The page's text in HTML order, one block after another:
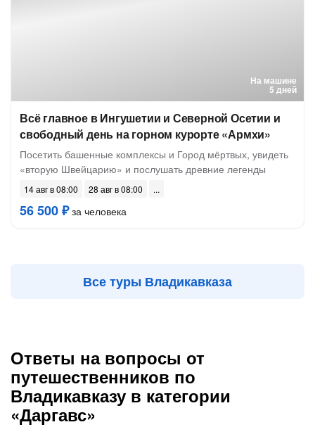
На машине
5 дней
Всё главное в Ингушетии и Северной Осетии и
свободный день на горном курорте «Армхи»
Посетить башенные комплексы и Город мёртвых, увидеть
«вторую Швейцарию» и послушать древние легенды
14 авг в 08:00 28 авг в 08:00
56 500 ₽за человека
Все туры Владикавказа
Ответы на вопросы от
путешественников по
Владикавказу в категории
«Даргавс»